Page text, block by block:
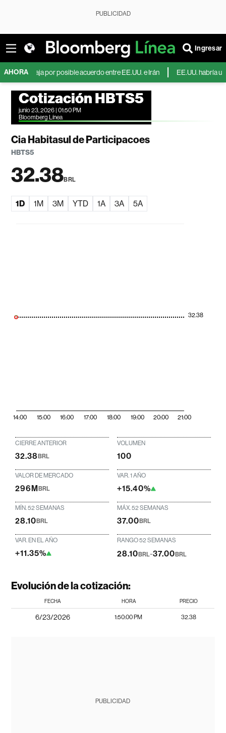
PUBLICIDAD
Ingresar
AHORA
baja por posible acuerdo entre EE.UU. e Irán EE.UU. habría usado
Cotización HBTS5
junio 23, 2026 | 01:50 PM
Bloomberg Línea
Cia Habitasul de Participacoes
HBTS5
32.38BRL
1D 1M 3M YTD 1A 3A 5A
14:00 15:00 16:00 17:00 18:00 19:00 20:00 21:00
32.38
CIERRE ANTERIOR
32.38BRL
VOLUMEN
100
VALOR DE MERCADO
296MBRL
VAR. 1 AÑO
+15.40%
MÍN. 52 SEMANAS
28.10BRL
MÁX. 52 SEMANAS
37.00BRL
VAR. EN EL AÑO
+11.35%
RANGO 52 SEMANAS
28.10 BRL-37.00 BRL
Evolución de la cotización:
FECHA HORA PRECIO
6/23/2026 1:50:00 PM 32.38
PUBLICIDAD